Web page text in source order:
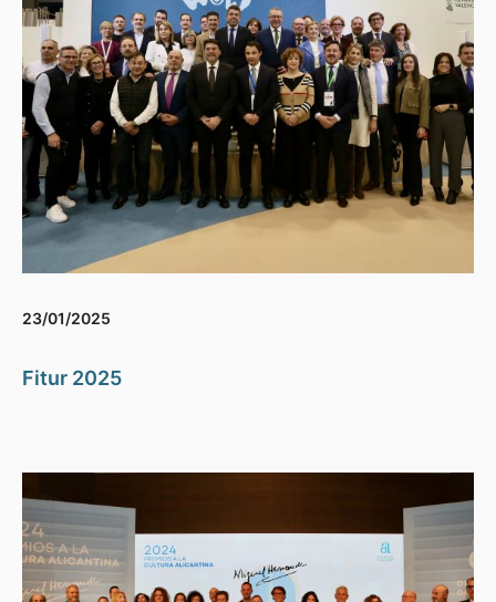
23/01/2025
Fitur 2025